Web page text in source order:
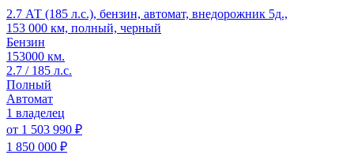
2.7 АТ (185 л.с.), бензин, автомат, внедорожник 5д.,
153 000 км, полный, черный
Бензин
153000 км.
2.7 / 185 л.с.
Полный
Автомат
1 владелец
от 1 503 990 ₽
1 850 000 ₽